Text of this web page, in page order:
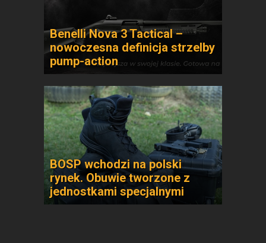
Benelli Nova 3 Tactical –
nowoczesna definicja strzelby
pump-action
BOSP wchodzi na polski
rynek. Obuwie tworzone z
jednostkami specjalnymi